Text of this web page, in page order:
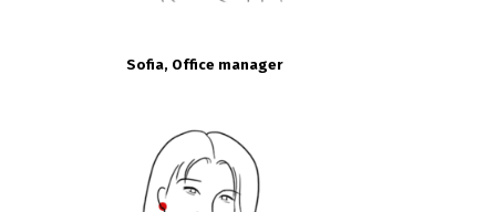
Sofia, Office manager